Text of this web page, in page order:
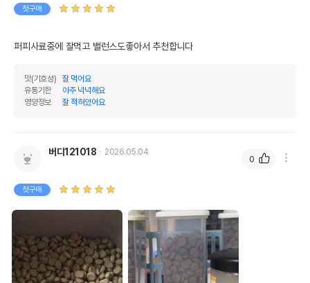
첫구매
퍼피사료중에 잘먹고 밸런스도좋아서 추천합니다
맛(기호성)
잘 먹어요
유통기한
아주 넉넉해요
영양정보
잘 적혀있어요
버디121018 2026.05.04
첫구매
0